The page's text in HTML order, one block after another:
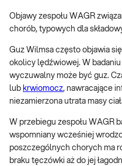
Objawy zespołu WAGR
chorób, typowych dla
Guz Wilmsa często objawia
okolicy lędźwiowej. W
wyczuwalny może być guz.
lub krwiomocz, nawracające
niezamierzona utrata masy
W przebiegu zespołu WAGR
wspomniany wcześniej
poszczególnych chorych ma
braku tęczówki aż do jej